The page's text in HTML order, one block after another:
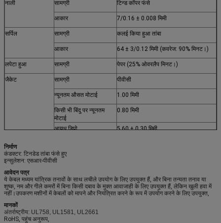
नाली सामग्री टिन्ड कॉपर फंसे
आकार 7/0.16 ± 0.008 मिमी
सर्पिल सामग्री कलई किया हुआ तांबा
आकार 64 ± 3/0.12 मिमी (कवरेज: 90% मिनट।)
लपेटा हुआ सामग्री पेपर (25% ओवरलैप मिनट।)
जैकेट सामग्री पीवीसी
न्यूनतम औसत मोटाई 1.00 मिमी
किसी भी बिंदु पर न्यूनतम
मोटाई
0.80 मिमी
आयुध डिपो 5.60 ± 0.30 मिमी
निर्माण
कंडक्टर: टिनडेड तांबा फंसे हुए
इन्सुलेशन: एसआर-पीवीसी
आवेदन पत्र
ये केबल मध्यम यांत्रिक तनावों के साथ लचीले उपयोग के लिए उपयुक्त हैं, और बिना तन्यता तनाव या
शुष्क, नम और गीले कमरों में बिना किसी दबाव के मुक्त आवाजाही के लिए उपयुक्त हैं, लेकिन खुली हवा में
नहीं।उपकरण मशीनों में केबलों को मापने और नियंत्रित करने के रूप में उपयोग करने के लिए उपयुक्त,
मानकों
अंतर्राष्ट्रीय: UL758, UL1581, UL2661
RoHS, पहुंच अनुरूप,